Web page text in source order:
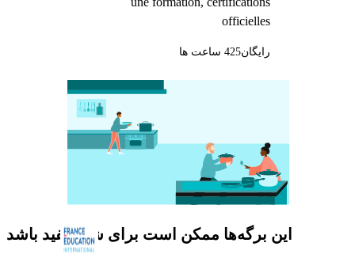
officielles
رایگان425 ساعت ها
این برگه‌ها ممکن است برای شما مفید باشد